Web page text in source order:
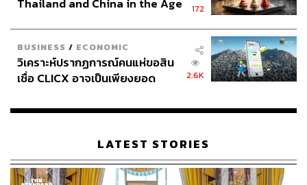
Thailand and China in the Age
172
BUSINESS / ECONOMIC
วิเคราะห์ปรากฏการณ์คนแห่ขอสิน
เชื่อ CLICX อาจเป็นเพียงยอด
เรือนไทยที่ถูกซุกไว้
2.6K
LATEST STORIES